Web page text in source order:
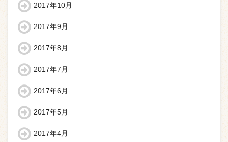
2017年10月
2017年9月
2017年8月
2017年7月
2017年6月
2017年5月
2017年4月